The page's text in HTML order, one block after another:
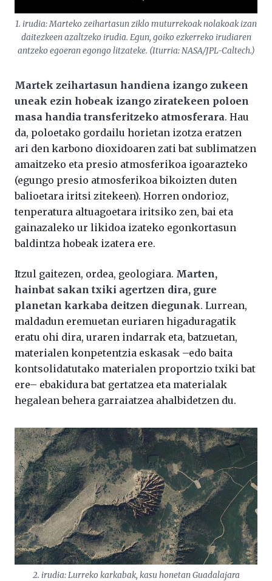
1. irudia: Marteko zeihartasun ziklo muturrekoak nolakoak izan
daitezkeen azaltzeko irudia. Egun, goiko ezkerreko irudiaren
antzeko egoeran egongo litzateke. (Iturria: NASA/JPL-Caltech.)
Martek zeihartasun handiena izango zukeen
uneak ezin hobeak izango ziratekeen poloen
masa handia transferitzeko atmosferara. Hau
da, poloetako gordailu horietan izotza eratzen
ari den karbono dioxidoaren zati bat sublimatzen
amaitzeko eta presio atmosferikoa igoarazteko
(egungo presio atmosferikoa bikoizten duten
balioetara iritsi zitekeen). Horren ondorioz,
tenperatura altuagoetara iritsiko zen, bai eta
gainazaleko ur likidoa izateko egonkortasun
baldintza hobeak izatera ere.
Itzul gaitezen, ordea, geologiara. Marten,
hainbat sakan txiki agertzen dira, gure
planetan karkaba deitzen diegunak. Lurrean,
maldadun eremuetan euriaren higaduragatik
eratu ohi dira, uraren indarrak eta, batzuetan,
materialen konpetentzia eskasak –edo baita
kontsolidatutako materialen proportzio txiki bat
ere– ebakidura bat gertatzea eta materialak
hegalean behera garraiatzea ahalbidetzen du.
2. irudia: Lurreko karkabak, kasu honetan Guadalajara